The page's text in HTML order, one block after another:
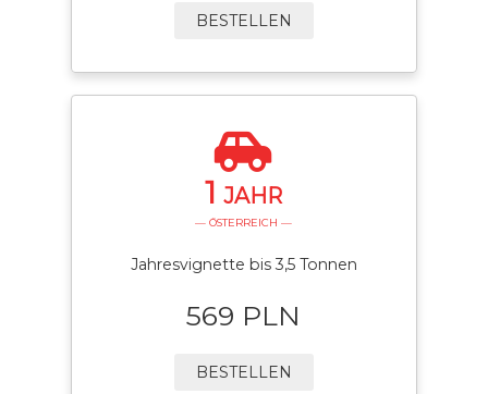
BESTELLEN
1JAHR
— ÖSTERREICH —
Jahresvignette bis 3,5 Tonnen
569 PLN
BESTELLEN